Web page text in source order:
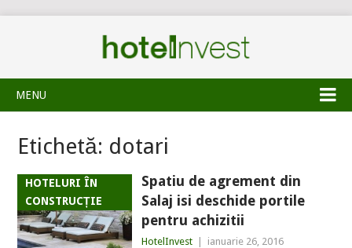
MENU
Etichetă: dotari
HOTELURI ÎN
CONSTRUCȚIE
Spatiu de agrement din
Salaj isi deschide portile
pentru achizitii
HotelInvest ianuarie 26, 2016